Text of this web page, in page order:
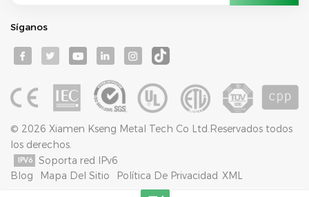
Síganos
© 2026 Xiamen Kseng Metal Tech Co Ltd.Reservados todos
los derechos.
Soporta red IPv6
Blog
Mapa Del Sitio Política De Privacidad XML